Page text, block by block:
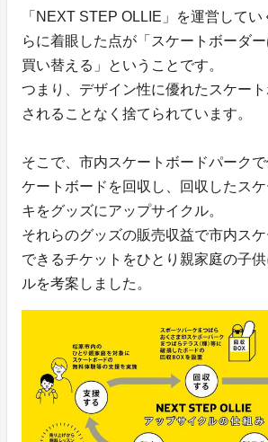
「NEXT STEP OLLIE」を運営してい
らに着眼した点が「スケートボーダ
買い替える」ということです。
つまり、デザイン性に優れたスケー
されることなく捨てられています。
そこで、市内スケートボードパーク
ケートボードを回収し、回収したス
キをグッズにアップサイクル。
それらのグッズの販売収益で市内ス
できるチケットをひとり親家庭の子
ルを考案しました。